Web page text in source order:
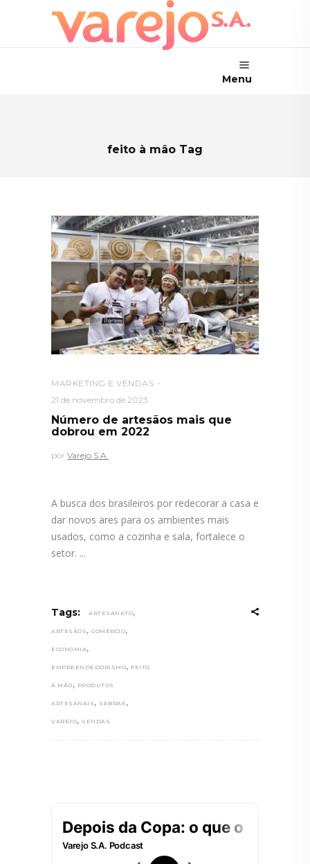
Menu
feito à mâo Tag
MARKETING E VENDAS
21 de novembro de 2023
Número de artesãos mais que
dobrou em 2022
por Varejo S.A.
A busca dos brasileiros por redecorar a casa e
dar novos ares para os ambientes mais
usados, como a cozinha e sala, fortalece o
setor.
Tags: ARTESANATO,
ARTESÃOS , COMÉRCIO,
ECONOMIA ,
EMPREENDEDORISMO, FEITO
À MÂO , PRODUTOS
ARTESANAIS , SEBRAE ,
VAREJO, VENDAS